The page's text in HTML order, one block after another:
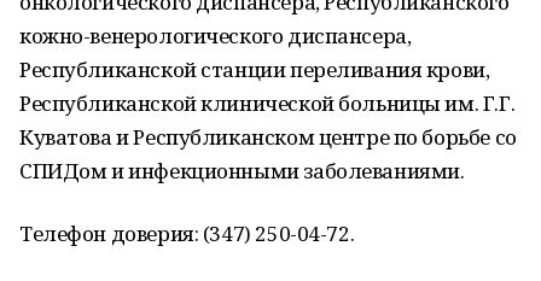
кожно-венерологического диспансера,
Республиканской станции переливания крови,
Республиканской клинической больницы им. Г.Г.
Куватова и Республиканском центре по борьбе со
СПИДом и инфекционными заболеваниями.
Телефон доверия: (347) 250-04-72.